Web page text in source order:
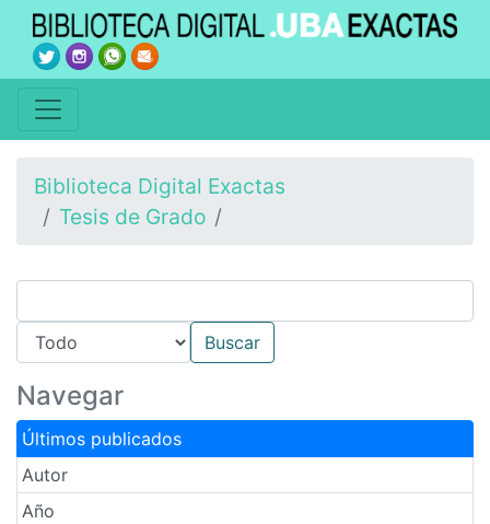
Biblioteca Digital Exactas
Tesis de Grado
Navegar
Últimos publicados
Autor
Año